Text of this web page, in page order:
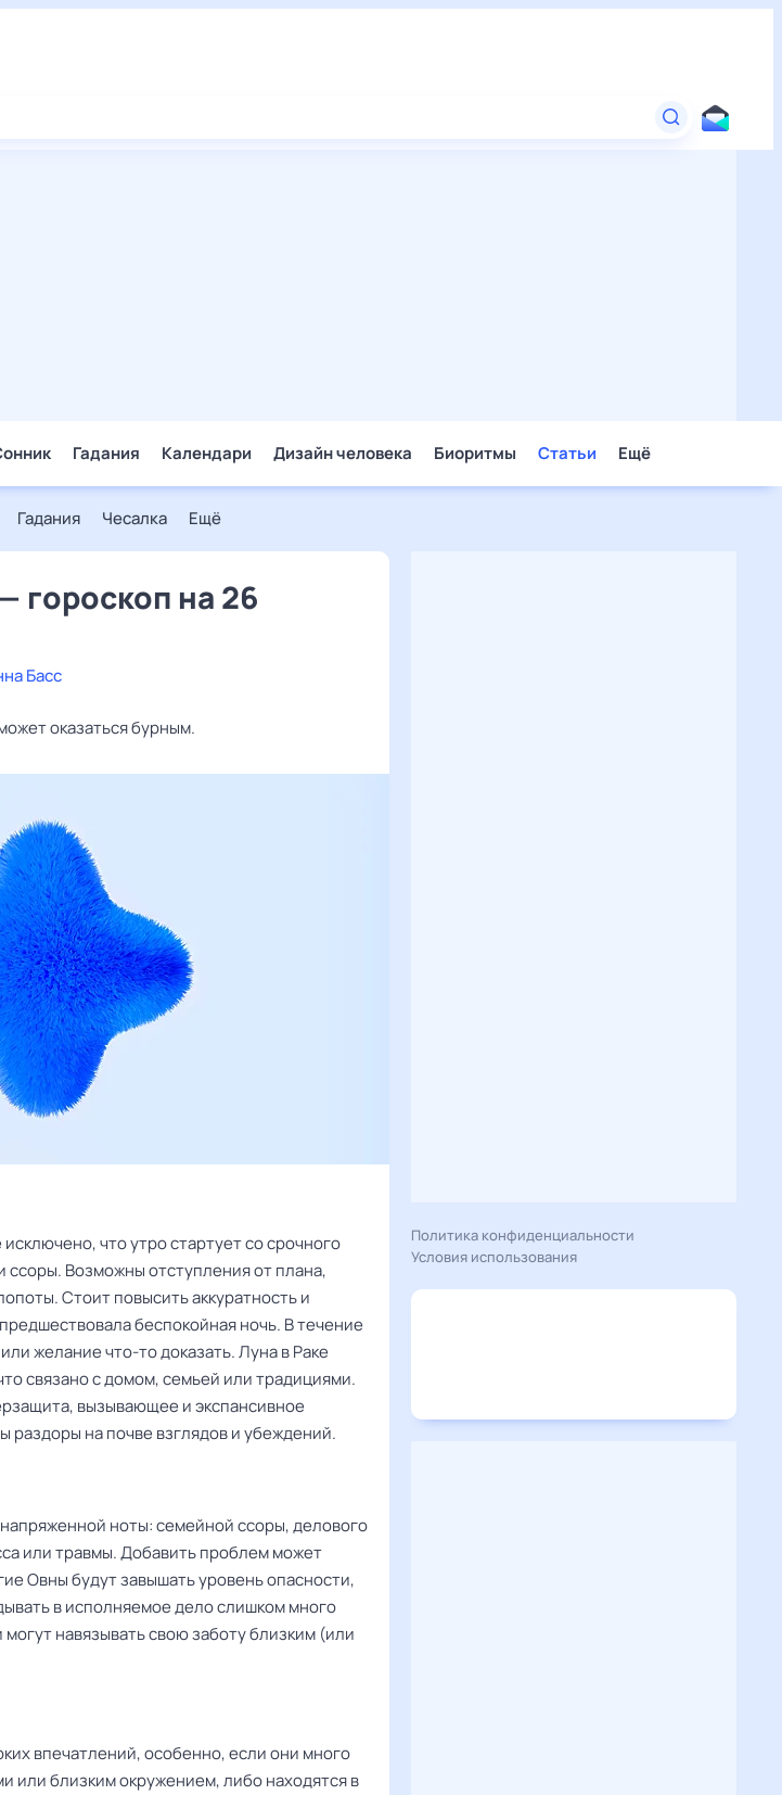
Гадания Календари Дизайн человека Биоритмы Статьи Ещё
Гадания Чесалка Ещё
гороскоп на 26
Басс
оказаться бурным.
исключено, что утро стартует со срочного
Возможны отступления от плана,
Стоит повысить аккуратность и
беспокойная ночь. В течение
желание что-то доказать. Луна в Раке
связано с домом, семьей или традициями.
вызывающее и экспансивное
раздоры на почве взглядов и убеждений.
ноты: семейной ссоры, делового
или травмы. Добавить проблем может
Овны будут завышать уровень опасности,
в исполняемое дело слишком много
навязывать свою заботу близким (или
впечатлений, особенно, если они много
или близким окружением, либо находятся в
Политика конфиденциальности
Условия использования